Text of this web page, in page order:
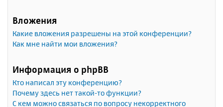
Вложения
Какие вложения разрешены на этой конференции?
Как мне найти мои вложения?
Информация о phpBB
Кто написал эту конференцию?
Почему здесь нет такой-то функции?
С кем можно связаться по вопросу некорректного